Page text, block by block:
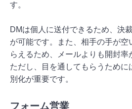
す。
DMは個人に送付できるため、決
が可能です。また、相手の手が空
らえるため、メールよりも開封率
ただし、目を通してもらうために
別化が重要です。
フォーム営業